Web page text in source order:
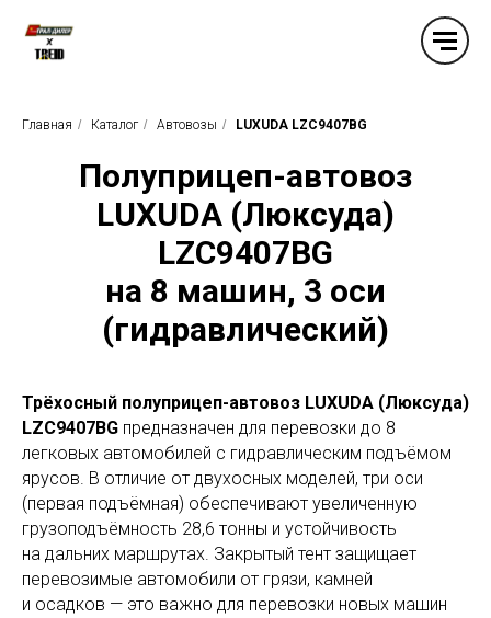
Главная / Каталог / Автовозы / LUXUDA LZC9407BG
Полуприцеп-автовоз
LUXUDA (Люксуда)
LZC9407BG
на 8 машин, 3 оси
(гидравлический)
Трёхосный полуприцеп-автовоз LUXUDA (Люксуда)
LZC9407BG предназначен для перевозки до 8
легковых автомобилей с гидравлическим подъёмом
ярусов. В отличие от двухосных моделей, три оси
(первая подъёмная) обеспечивают увеличенную
грузоподъёмность 28,6 тонны и устойчивость
на дальних маршрутах. Закрытый тент защищает
перевозимые автомобили от грязи, камней
и осадков — это важно для перевозки новых машин